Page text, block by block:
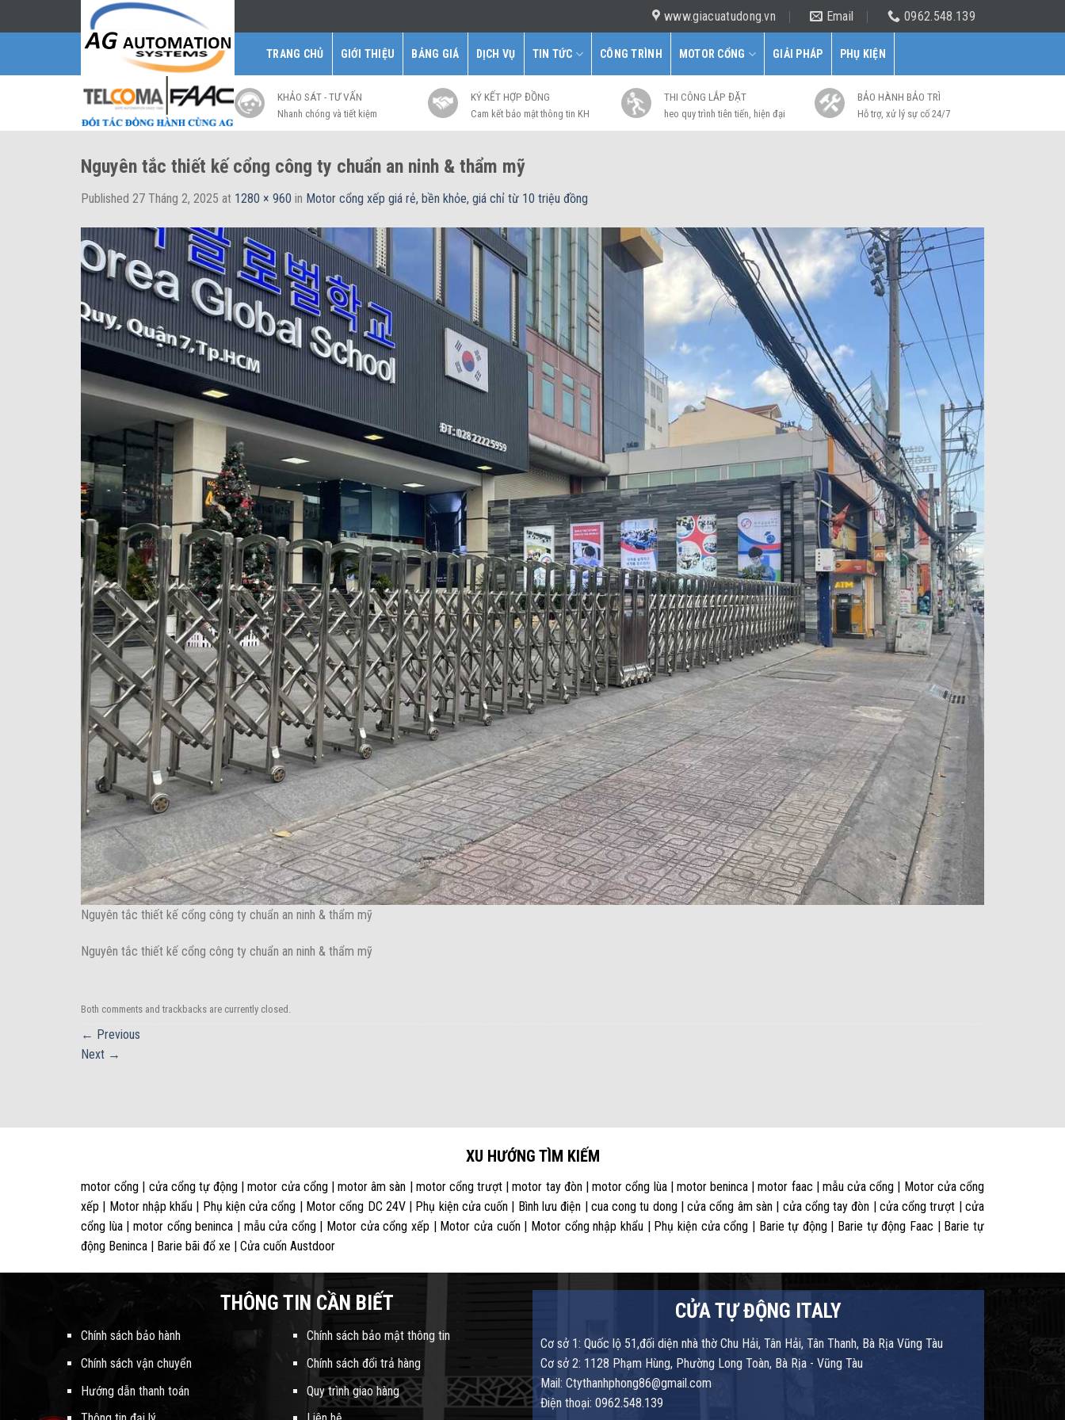
to
www.giacuatudong.vn Email 0962.548.139
TRANG CHỦ GIỚI THIỆU BẢNG GIÁ DỊCH VỤ TIN TỨC CÔNG TRÌNH MOTOR CỔNG GIẢI PHÁP PHỤ KIỆN
KHẢO SÁT - TƯ VẤN
Nhanh chóng và tiết kiệm
KÝ KẾT HỢP ĐỒNG
Cam kết bảo mật thông tin KH
THI CÔNG LẮP ĐẶT
heo quy trình tiên tiến, hiện đại
BẢO HÀNH BẢO TRÌ
Hỗ trợ, xử lý sự cố 24/7
Nguyên tắc thiết kế cổng công ty chuẩn an ninh & thẩm mỹ
Published 27 Tháng 2, 2025 at 1280 × 960 in Motor cổng xếp giá rẻ, bền khỏe, giá chỉ từ 10 triệu đồng
Nguyên tắc thiết kế cổng công ty chuẩn an ninh & thẩm mỹ
Nguyên tắc thiết kế cổng công ty chuẩn an ninh & thẩm mỹ
Both comments and trackbacks are currently closed.
← Previous
Next →
XU HƯỚNG TÌM KIẾM
motor cổng | cửa cổng tự động | motor cửa cổng | motor âm sàn | motor cổng trượt | motor tay đòn | motor cổng lùa | motor beninca | motor faac | mẫu cửa cổng | Motor cửa cổng
xếp | Motor nhập khẩu | Phụ kiện cửa cổng | Motor cổng DC 24V | Phụ kiện cửa cuốn | Bình lưu điện | cua cong tu dong | cửa cổng âm sàn | cửa cổng tay đòn | cửa cổng trượt | cửa
cổng lùa | motor cổng beninca | mẫu cửa cổng | Motor cửa cổng xếp | Motor cửa cuốn | Motor cổng nhập khẩu | Phụ kiện cửa cổng | Barie tự động | Barie tự động Faac | Barie tự
động Beninca | Barie bãi đổ xe | Cửa cuốn Austdoor
THÔNG TIN CẦN BIẾT
Chính sách bảo hành
Chính sách vận chuyển
Hướng dẫn thanh toán
Chính sách bảo mật thông tin
Chính sách đổi trả hàng
Quy trình giao hàng
CỬA TỰ ĐỘNG ITALY
Cơ sở 1: Quốc lộ 51,đối diện nhà thờ Chu Hải, Tân Hải, Tân Thanh, Bà Rịa Vũng Tàu
Cơ sở 2: 1128 Phạm Hùng, Phường Long Toàn, Bà Rịa - Vũng Tàu
Mail: Ctythanhphong86@gmail.com
Điện thoại: 0962.548.139